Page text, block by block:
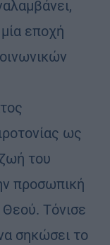
εποχή
ως
του
προσωπική
Τόνισε
σηκώσει το